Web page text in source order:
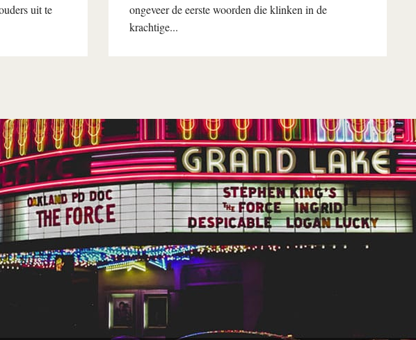
uit te
ongeveer de eerste woorden die klinken in de
krachtige...